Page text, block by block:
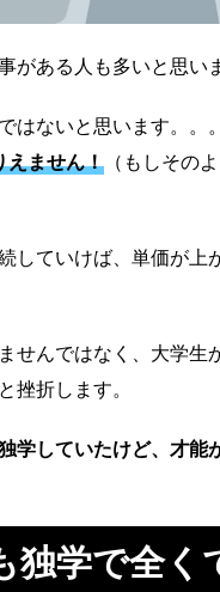
ある人も多いと思い
はないと思います。。
えません！ （もしその
していけば、単価が上
せんではなく、大学
挫折します。
学していたけど、才
独学で全